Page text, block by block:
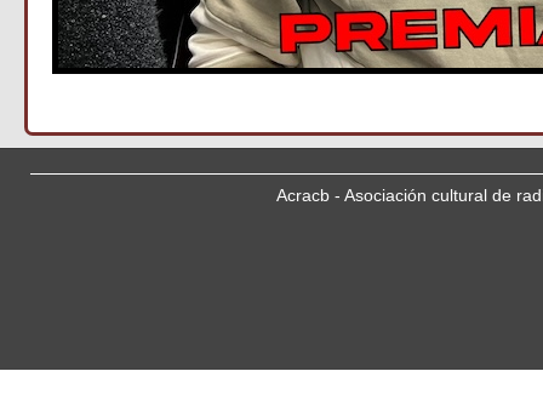
Acracb - Asociación cultural de